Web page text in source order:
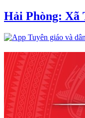
Hải Phòng: Xã